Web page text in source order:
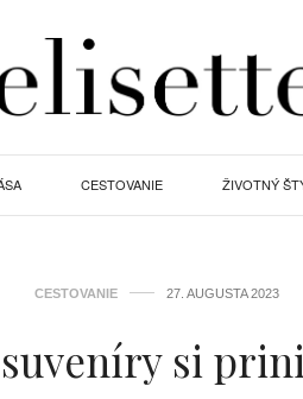
CESTOVANIE ŽIVOTNÝ
CESTOVANIE 27. AUGUSTA 2023
si